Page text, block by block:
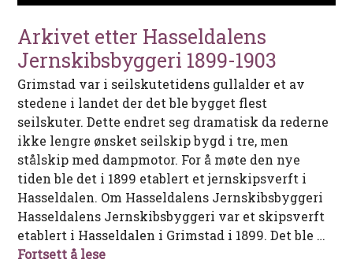
Arkivet etter Hasseldalens
Jernskibsbyggeri 1899-1903
Grimstad var i seilskutetidens gullalder et av
stedene i landet der det ble bygget flest
seilskuter. Dette endret seg dramatisk da rederne
ikke lengre ønsket seilskip bygd i tre, men
stålskip med dampmotor. For å møte den nye
tiden ble det i 1899 etablert et jernskipsverft i
Hasseldalen. Om Hasseldalens Jernskibsbyggeri
Hasseldalens Jernskibsbyggeri var et skipsverft
etablert i Hasseldalen i Grimstad i 1899. Det ble …
Fortsett å leseArkivet etter Hasseldalens